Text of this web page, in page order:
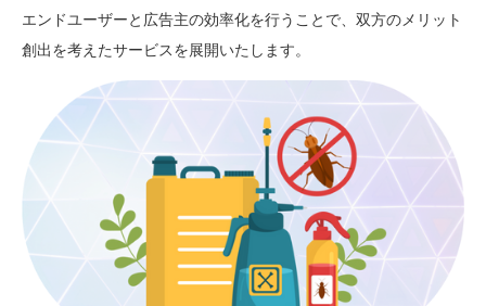
エンドユーザーと広告主の効率化を行うことで、双方のメリット
創出を考えたサービスを展開いたします。